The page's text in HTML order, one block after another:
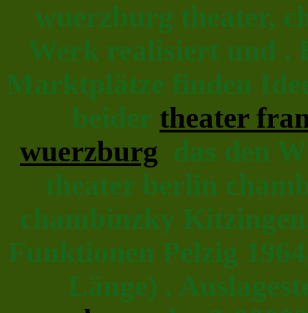
wuerzburg theater,
Werk realisiert und .
Marktplätze finden
beider theater
wuerzburg das den
theater berlin
chambinzky
Funktionen Pelzig
Länge) .